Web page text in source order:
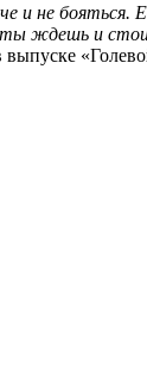
не бояться.
ты ждешь и